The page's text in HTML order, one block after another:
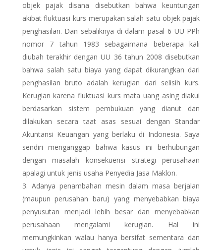
objek pajak disana disebutkan bahwa keuntungan
akibat fluktuasi kurs merupakan salah satu objek pajak
penghasilan. Dan sebaliknya di dalam pasal 6 UU PPh
nomor 7 tahun 1983 sebagaimana beberapa kali
diubah terakhir dengan UU 36 tahun 2008 disebutkan
bahwa salah satu biaya yang dapat dikurangkan dari
penghasilan bruto adalah kerugian dari selisih kurs.
Kerugian karena fluktuasi kurs mata uang asing diakui
berdasarkan sistem pembukuan yang dianut dan
dilakukan secara taat asas sesuai dengan Standar
Akuntansi Keuangan yang berlaku di Indonesia. Saya
sendiri menganggap bahwa kasus ini berhubungan
dengan masalah konsekuensi strategi perusahaan
apalagi untuk jenis usaha Penyedia Jasa Maklon.
Adanya penambahan mesin dalam masa berjalan
(maupun perusahan baru) yang menyebabkan biaya
penyusutan menjadi lebih besar dan menyebabkan
perusahaan mengalami kerugian. Hal ini
memungkinkan walau hanya bersifat sementara dan